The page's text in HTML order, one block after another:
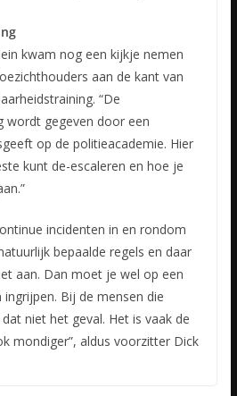
kwam nog een kijkje nemen
aan de kant van
“De
wordt gegeven door een
op de politieacademie. Hier
kunt de-escaleren en hoe je
incidenten in en rondom
bepaalde regels en daar
aan. Dan moet je wel op een
Bij de mensen die
niet het geval. Het is vaak de
mondiger”, aldus voorzitter Dick